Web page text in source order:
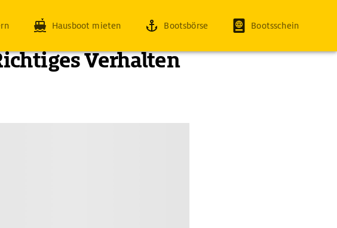
Hausboot mieten Bootsbörse Bootsschein
Verhalten